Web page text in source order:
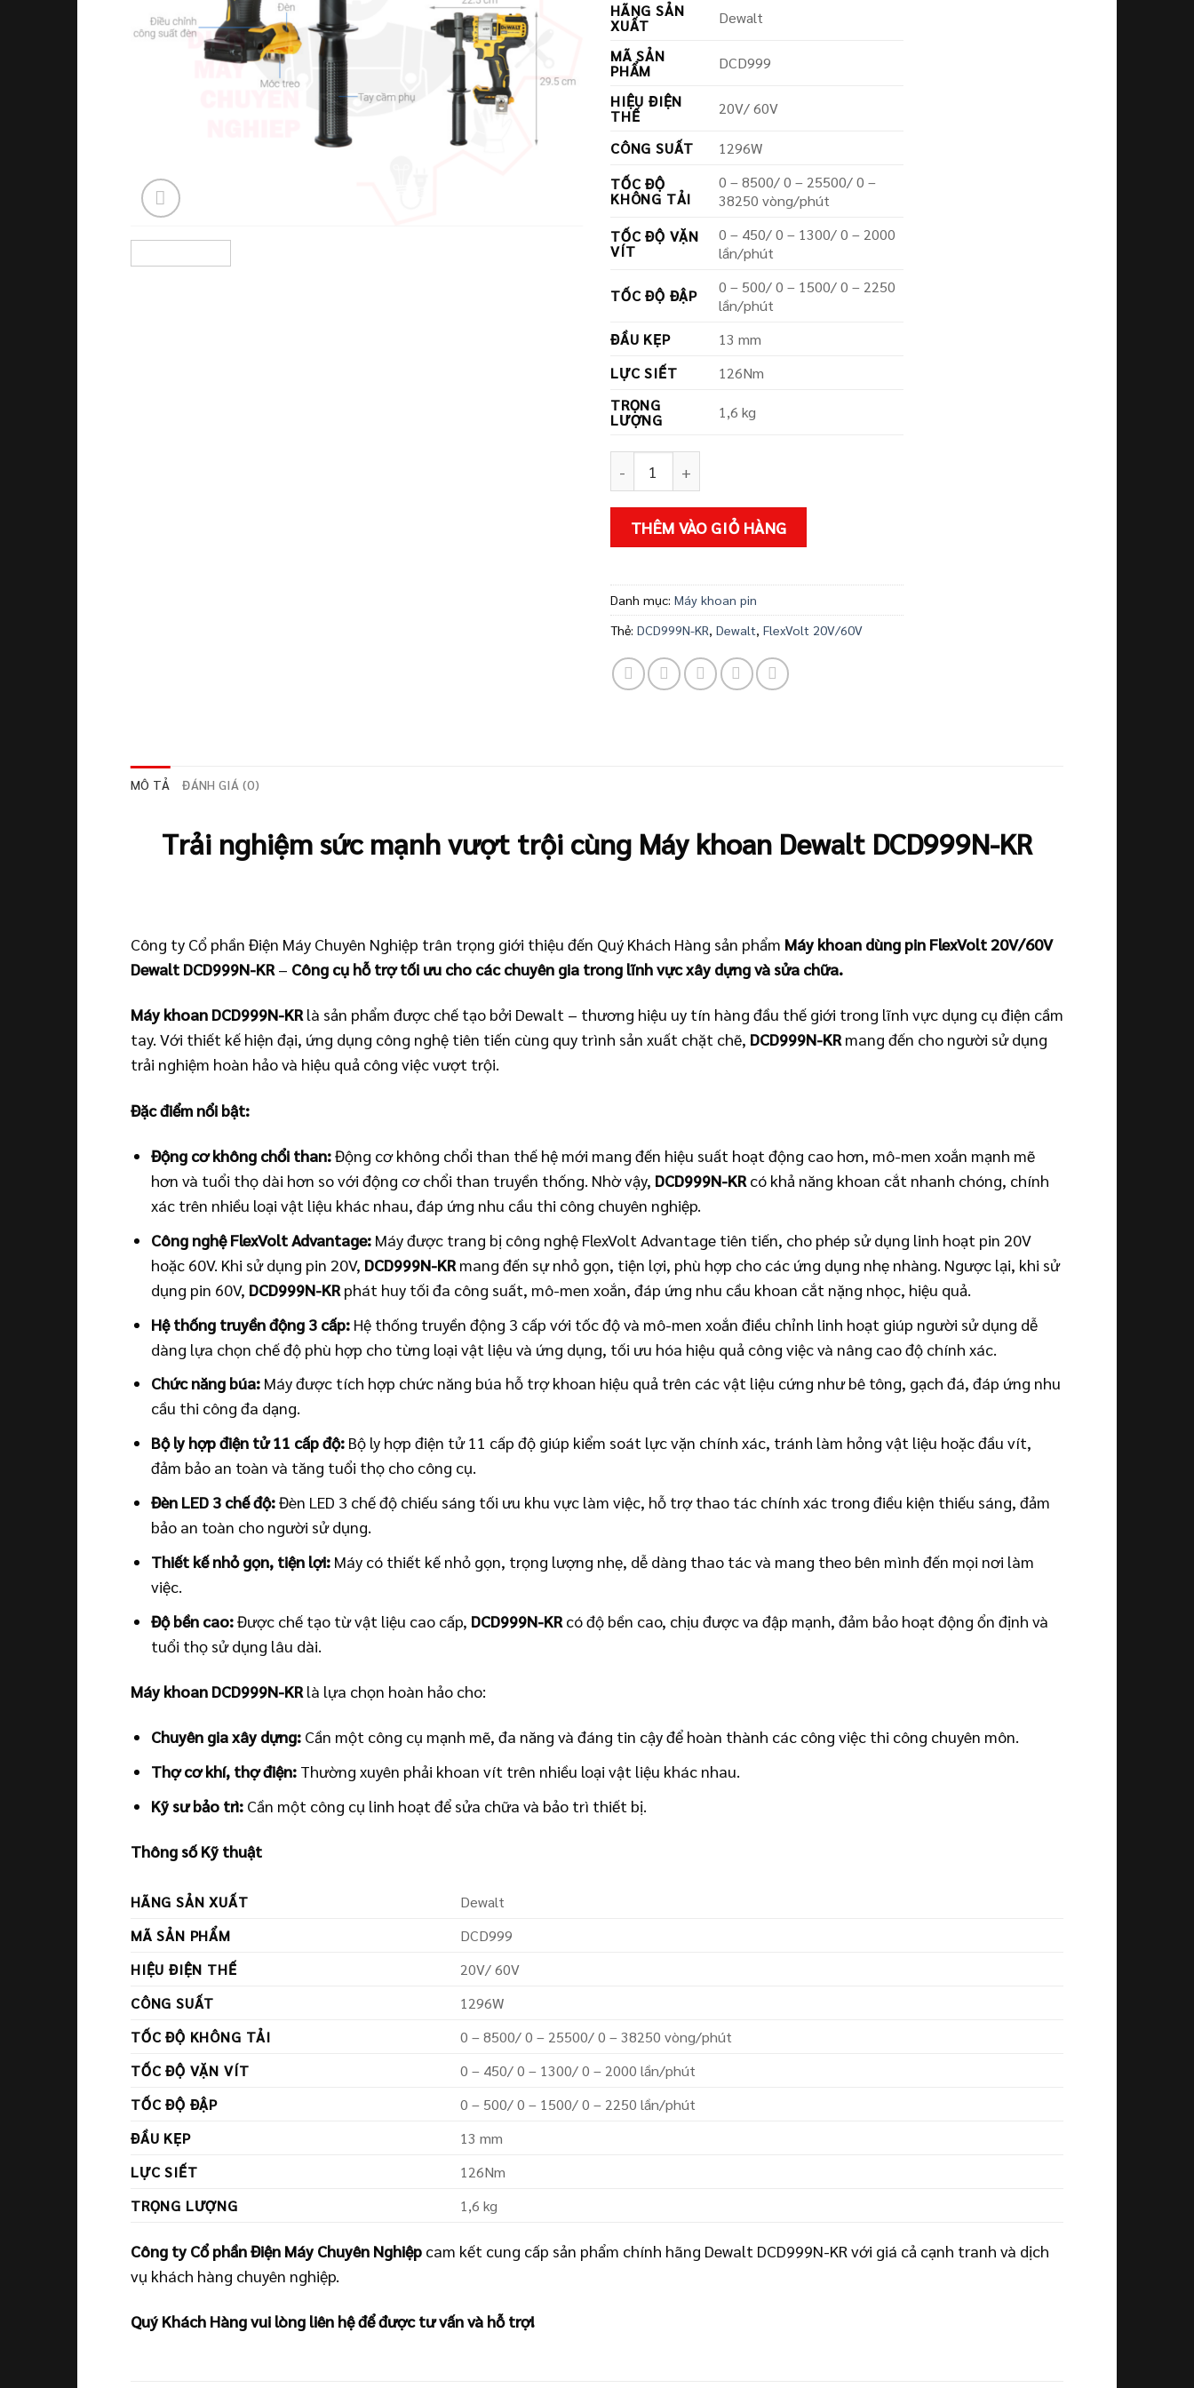
là:
HÃNG SẢN
XUẤT
Dewalt
MÃ SẢN
PHẨM
DCD999
HIỆU ĐIỆN
THẾ
20V/ 60V
CÔNG SUẤT
1296W
TỐC ĐỘ
KHÔNG TẢI
0 – 8500/ 0 – 25500/ 0 –
38250 vòng/phút
TỐC ĐỘ VẶN
VÍT
0 – 450/ 0 – 1300/ 0 – 2000
lần/phút
TỐC ĐỘ ĐẬP
0 – 500/ 0 – 1500/ 0 – 2250
lần/phút
ĐẦU KẸP
13 mm
LỰC SIẾT
126Nm
TRỌNG
LƯỢNG
1,6 kg
THÊM VÀO GIỎ HÀNG
Danh mục: Máy khoan pin
Thẻ: DCD999N-KR, Dewalt, FlexVolt 20V/60V
MÔ TẢ ĐÁNH GIÁ (0)
Trải nghiệm sức mạnh vượt trội cùng Máy khoan Dewalt DCD999N-KR
Công ty Cổ phần Điện Máy Chuyên Nghiệp trân trọng giới thiệu đến Quý Khách Hàng sản phẩm Máy khoan dùng pin FlexVolt 20V/60V
Dewalt DCD999N-KR – Công cụ hỗ trợ tối ưu cho các chuyên gia trong lĩnh vực xây dựng và sửa chữa.
Máy khoan DCD999N-KR là sản phẩm được chế tạo bởi Dewalt – thương hiệu uy tín hàng đầu thế giới trong lĩnh vực dụng cụ điện cầm
tay. Với thiết kế hiện đại, ứng dụng công nghệ tiên tiến cùng quy trình sản xuất chặt chẽ, DCD999N-KR mang đến cho người sử dụng
trải nghiệm hoàn hảo và hiệu quả công việc vượt trội.
Đặc điểm nổi bật:
Động cơ không chổi than:Động cơ không chổi than thế hệ mới mang đến hiệu suất hoạt động cao hơn, mô-men xoắn mạnh mẽ
hơn và tuổi thọ dài hơn so với động cơ chổi than truyền thống. Nhờ vậy, DCD999N-KR có khả năng khoan cắt nhanh chóng, chính
xác trên nhiều loại vật liệu khác nhau, đáp ứng nhu cầu thi công chuyên nghiệp.
Công nghệ FlexVolt Advantage: Máy được trang bị công nghệ FlexVolt Advantage tiên tiến, cho phép sử dụng linh hoạt pin 20V
hoặc 60V. Khi sử dụng pin 20V, DCD999N-KR mang đến sự nhỏ gọn, tiện lợi, phù hợp cho các ứng dụng nhẹ nhàng. Ngược lại, khi sử
dụng pin 60V, DCD999N-KR phát huy tối đa công suất, mô-men xoắn, đáp ứng nhu cầu khoan cắt nặng nhọc, hiệu quả.
Hệ thống truyền động 3 cấp: Hệ thống truyền động 3 cấp với tốc độ và mô-men xoắn điều chỉnh linh hoạt giúp người sử dụng dễ
dàng lựa chọn chế độ phù hợp cho từng loại vật liệu và ứng dụng, tối ưu hóa hiệu quả công việc và nâng cao độ chính xác.
Chức năng búa: Máy được tích hợp chức năng búa hỗ trợ khoan hiệu quả trên các vật liệu cứng như bê tông, gạch đá, đáp ứng nhu
cầu thi công đa dạng.
Bộ ly hợp điện tử 11 cấp độ: Bộ ly hợp điện tử 11 cấp độ giúp kiểm soát lực vặn chính xác, tránh làm hỏng vật liệu hoặc đầu vít,
đảm bảo an toàn và tăng tuổi thọ cho công cụ.
Đèn LED 3 chế độ:Đèn LED 3 chế độ chiếu sáng tối ưu khu vực làm việc, hỗ trợ thao tác chính xác trong điều kiện thiếu sáng, đảm
bảo an toàn cho người sử dụng.
Thiết kế nhỏ gọn, tiện lợi: Máy có thiết kế nhỏ gọn, trọng lượng nhẹ, dễ dàng thao tác và mang theo bên mình đến mọi nơi làm
việc.
Độ bền cao:Được chế tạo từ vật liệu cao cấp, DCD999N-KR có độ bền cao, chịu được va đập mạnh, đảm bảo hoạt động ổn định và
tuổi thọ sử dụng lâu dài.
Máy khoan DCD999N-KR là lựa chọn hoàn hảo cho:
Chuyên gia xây dựng: Cần một công cụ mạnh mẽ, đa năng và đáng tin cậy để hoàn thành các công việc thi công chuyên môn.
Thợ cơ khí, thợ điện: Thường xuyên phải khoan vít trên nhiều loại vật liệu khác nhau.
Kỹ sư bảo trì: Cần một công cụ linh hoạt để sửa chữa và bảo trì thiết bị.
Thông số Kỹ thuật
HÃNG SẢN XUẤT
Dewalt
MÃ SẢN PHẨM
DCD999
HIỆU ĐIỆN THẾ
20V/ 60V
CÔNG SUẤT
1296W
TỐC ĐỘ KHÔNG TẢI
0 – 8500/ 0 – 25500/ 0 – 38250 vòng/phút
TỐC ĐỘ VẶN VÍT
0 – 450/ 0 – 1300/ 0 – 2000 lần/phút
TỐC ĐỘ ĐẬP
0 – 500/ 0 – 1500/ 0 – 2250 lần/phút
ĐẦU KẸP
13 mm
LỰC SIẾT
126Nm
TRỌNG LƯỢNG
1,6 kg
Công ty Cổ phần Điện Máy Chuyên Nghiệp cam kết cung cấp sản phẩm chính hãng Dewalt DCD999N-KR với giá cả cạnh tranh và dịch
vụ khách hàng chuyên nghiệp.
Quý Khách Hàng vui lòng liên hệ để được tư vấn và hỗ trợ!